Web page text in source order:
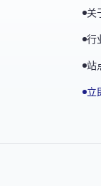
关
行
站
立